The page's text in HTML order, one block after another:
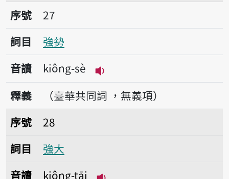
序號27強勢
序號
27
詞目
強勢
音讀
kiông-sè
播放音讀kiông-sè
釋義
（臺華共同詞 ，無義項）
序號28強大
序號
28
詞目
強大
音讀
kiông-tāi